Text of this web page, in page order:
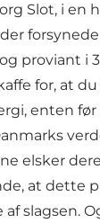
Slot, i en
proviant i
for, at
enten før
elsker
at dette
slagsen.